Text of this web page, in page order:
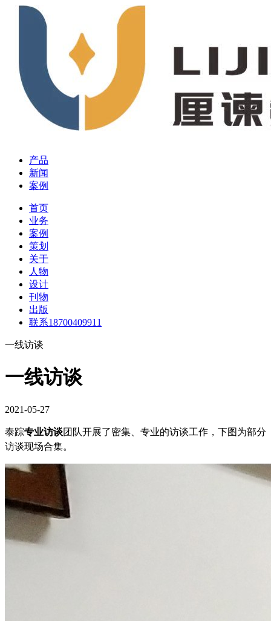
产品
新闻
案例
首页
业务
案例
策划
关于
人物
设计
刊物
出版
联系18700409911
一线访谈
一线访谈
2021-05-27
泰踪专业访谈团队开展了密集、专业的访谈工作，下图为部分
访谈现场合集。